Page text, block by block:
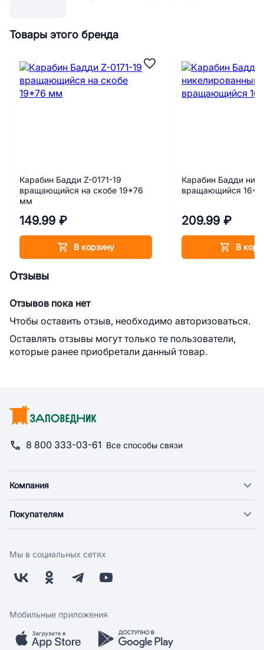
Товары этого бренда
Карабин Бадди Z-0171-19
вращающийся на скобе 19*76
мм
149.99 ₽
В корзину
Карабин Бадди
вращающийся
209.99 ₽
В
Отзывы
Отзывов пока нет
Чтобы оставить отзыв, необходимо авторизоваться.
Оставлять отзывы могут только те пользователи,
которые ранее приобретали данный товар.
8 800 333-03-61 Все способы связи
Компания
Новости
Поставщикам
Заводчикам
Обратная связь
Покупателям
Оплата
Бонусная программа
Скидки и акции
Мобильное приложение
Мы в социальных сетях
Мобильные приложения